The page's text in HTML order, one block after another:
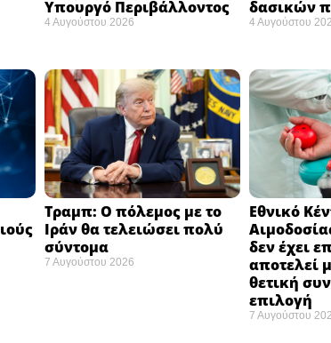
Υπουργό Περιβάλλοντος
4 Αυγούστου 2026
δασικών
4 Αυγούστου
Τραμπ: Ο πόλεμος με το
Ιράν θα τελειώσει πολύ
σύντομα ​
7 Αυγούστου 2026
Εθνικό
δεν έχει
αποτελεί
θετική
επιλογή ​
7 Αυγούστου